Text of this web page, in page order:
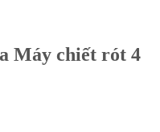
Máy chiết rót 4